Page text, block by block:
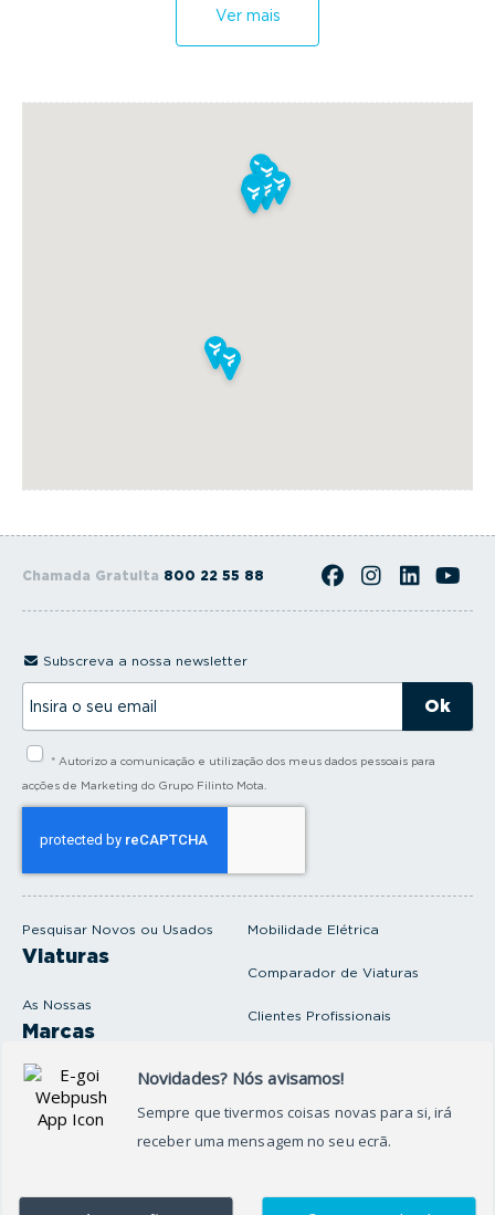
Ver mais
Chamada Gratuita 800 22 55 88
Pesquisar Novos ou Usados
Viaturas
As Nossas
Marcas
Produtos e serviços
Oficina
Mobilidade Elétrica
Comparador de Viaturas
Clientes Profissionais
Seguros Protector
Subscreva a nossa newsletter
s
l
* Autorizo a comunicação e utilização dos meus dados pessoais para
acções de Marketing do Grupo Filinto Mota.